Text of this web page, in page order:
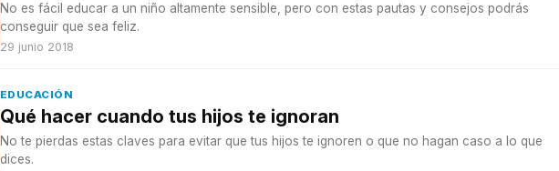
No es fácil educar a un niño altamente sensible, pero con estas pautas y consejos podrás
conseguir que sea feliz.
29 junio 2018
EDUCACIÓN
Qué hacer cuando tus hijos te ignoran
No te pierdas estas claves para evitar que tus hijos te ignoren o que no hagan caso a lo que
dices.